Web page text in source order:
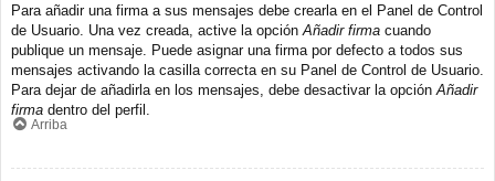
Para añadir una firma a sus mensajes debe crearla en el Panel de Control
de Usuario. Una vez creada, active la opción Añadir firma cuando
publique un mensaje. Puede asignar una firma por defecto a todos sus
mensajes activando la casilla correcta en su Panel de Control de Usuario.
Para dejar de añadirla en los mensajes, debe desactivar la opción Añadir
firma dentro del perfil.
Arriba